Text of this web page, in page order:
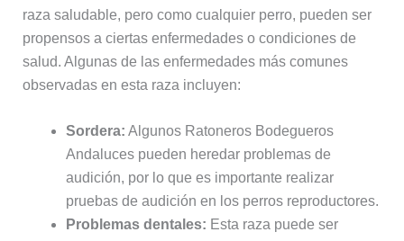
raza saludable, pero como cualquier perro, pueden ser
propensos a ciertas enfermedades o condiciones de
salud. Algunas de las enfermedades más comunes
observadas en esta raza incluyen:
Sordera: Algunos Ratoneros Bodegueros
Andaluces pueden heredar problemas de
audición, por lo que es importante realizar
pruebas de audición en los perros reproductores.
Problemas dentales: Esta raza puede ser